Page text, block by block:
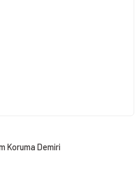
Koruma Demiri